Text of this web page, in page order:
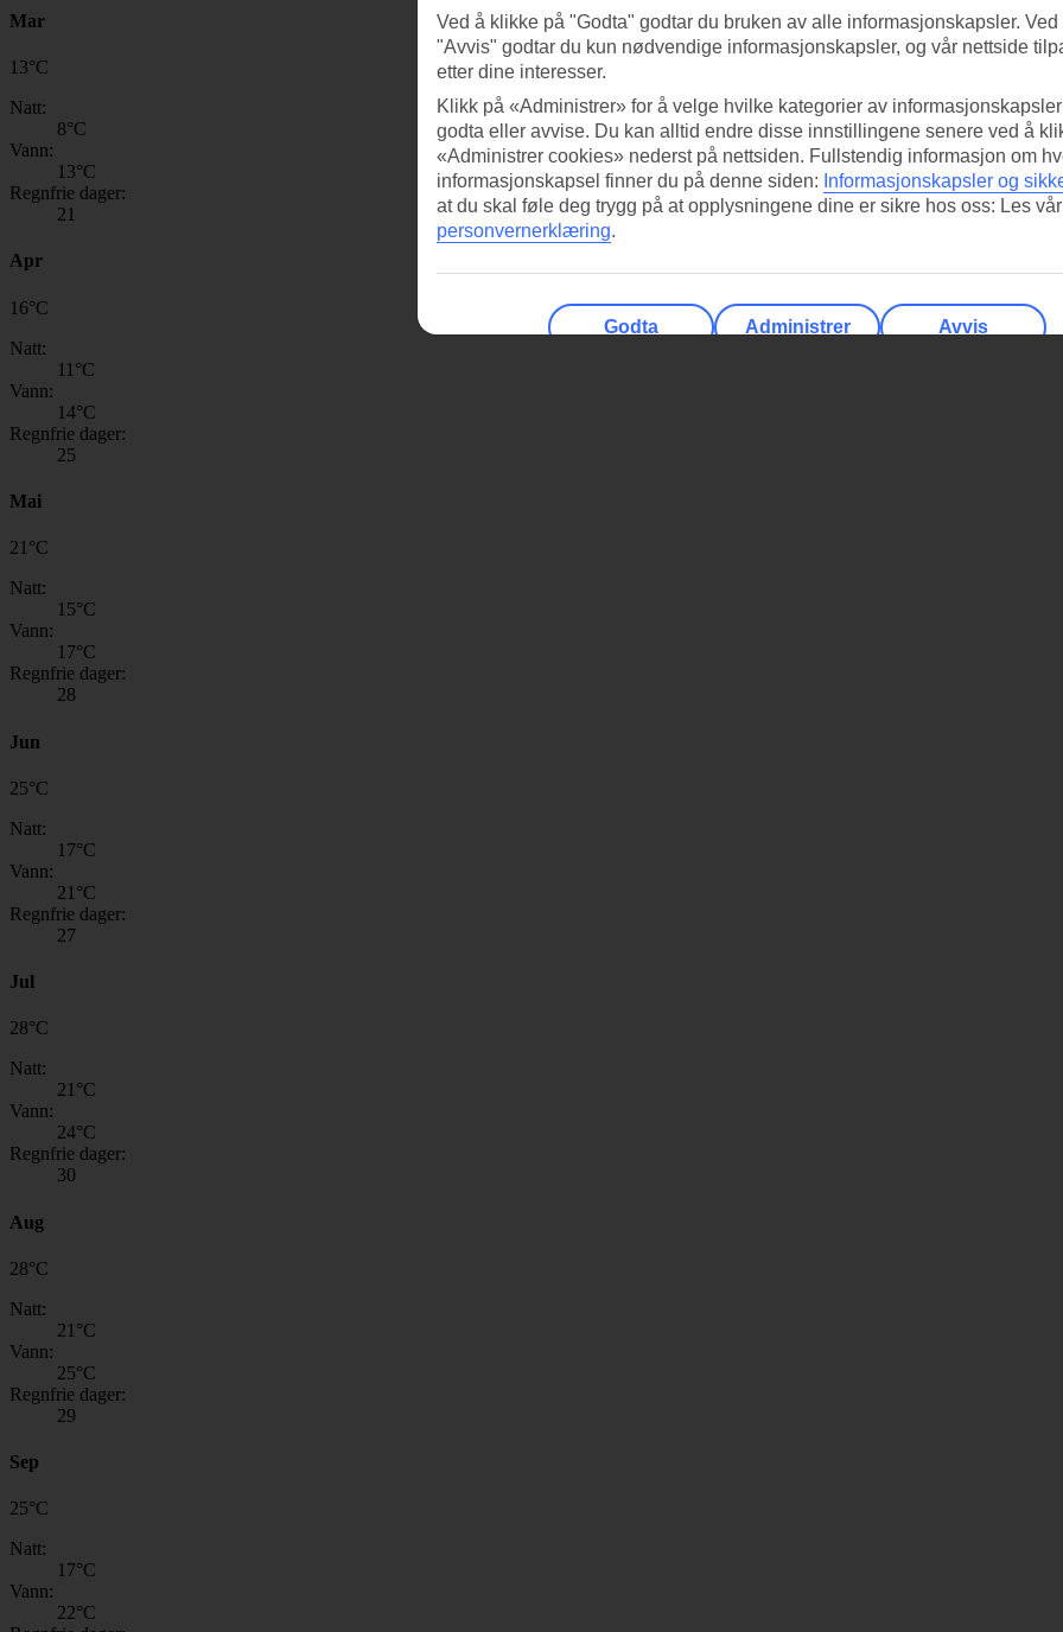
Mar
13°C
Natt:
8°C
Vann:
13°C
Regnfrie dager:
21
Apr
16°C
Natt:
11 °C
Vann:
14°C
Regnfrie dager:
25
Mai
21 °C
Natt:
15°C
Vann:
17°C
Regnfrie dager:
28
Jun
25°C
Natt:
17°C
Vann:
21 °C
Regnfrie dager:
27
Jul
28°C
Natt:
21 °C
Vann:
24°C
Regnfrie dager:
30
Aug
28°C
Natt:
21 °C
Vann:
25°C
Regnfrie dager:
29
Sep
25°C
Natt:
17°C
Vann:
22°C
Ved å klikke på "Godta" godtar du bruken av alle informasjonskapsler.
"Avvis" godtar du kun nødvendige informasjonskapsler, og vår nettside
etter dine interesser.
Klikk på «Administrer» for å velge hvilke kategorier av
godta eller avvise. Du kan alltid endre disse innstillingene senere ved å
«Administrer cookies» nederst på nettsiden. Fullstendig informasjon om
informasjonskapsel finner du på denne siden: Informasjonskapsler og
at du skal føle deg trygg på at opplysningene dine er sikre hos oss: Les vår
personvernerklæring.
Godta Administrer Avvis